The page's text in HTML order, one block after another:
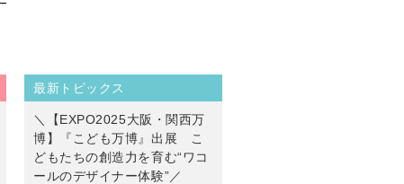
最新トピックス
＼【EXPO2025大阪・関西万
博】『こども万博』出展 こ
どもたちの創造力を育む“ワコ
ールのデザイナー体験”／